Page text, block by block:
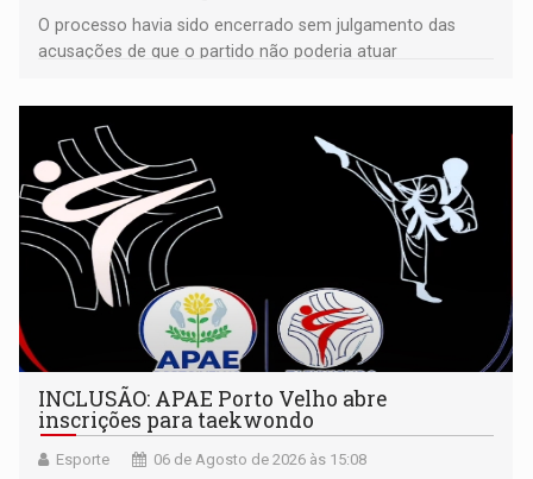
O processo havia sido encerrado sem julgamento das
acusações de que o partido não poderia atuar
INCLUSÃO: APAE Porto Velho abre
inscrições para taekwondo
Esporte 06 de Agosto de 2026 às 15:08